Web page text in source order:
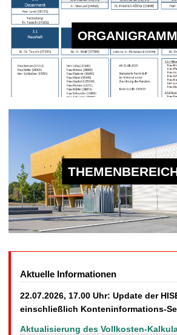
ORGANIGRAMM
Aktuelle Informationen
22.07.2026, 17.00 Uhr: Update der
einschließlich Konteninformations-
Aktualisierung des Vollkosten-